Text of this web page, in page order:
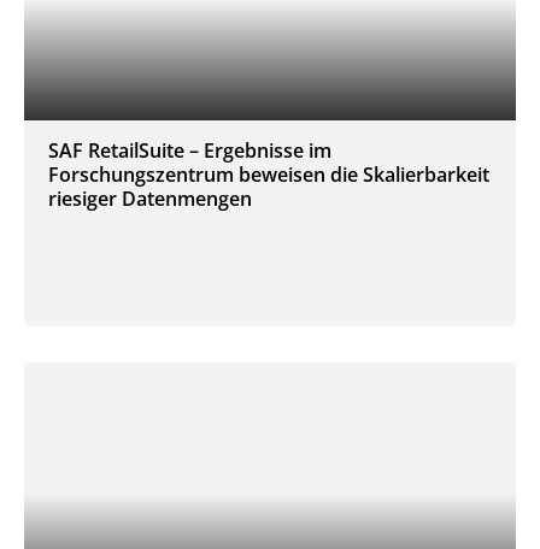
SAF RetailSuite – Ergebnisse im
Forschungszentrum beweisen die Skalierbarkeit
riesiger Datenmengen